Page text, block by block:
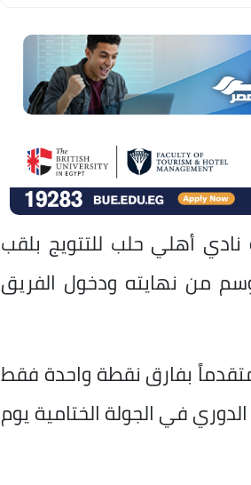
أهلي حلب للتتويج بلقب
من نهايته ودخول الفريق
حلب جدول الترتيب برصيد 70 نقطة، متقدماً بفارق نقطة واحدة فقط
في الجولة الختامية يوم